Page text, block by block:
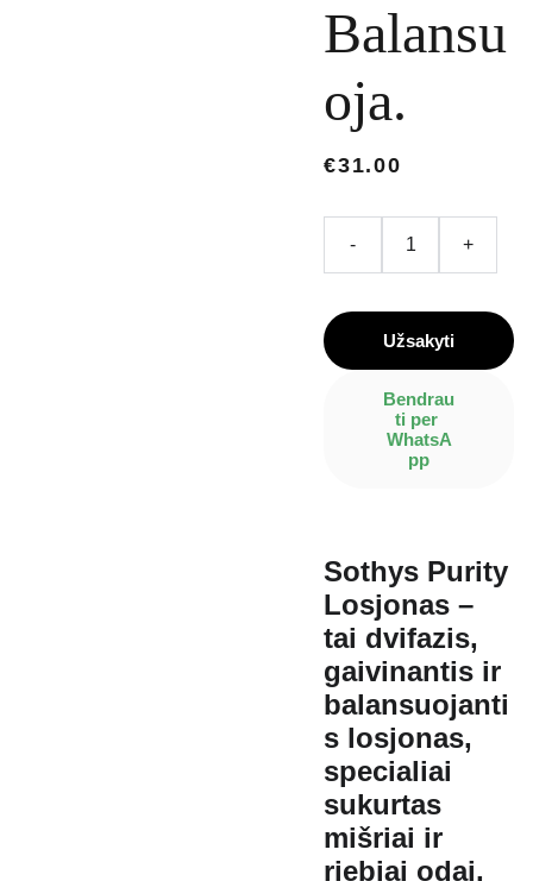
Balansu
oja.
€31.00
- +
Užsakyti
Bendrau
ti per
WhatsA
pp
Sothys Purity
Losjonas –
tai dvifazis,
gaivinantis ir
balansuojanti
s losjonas,
specialiai
sukurtas
mišriai ir
riebiai odai,